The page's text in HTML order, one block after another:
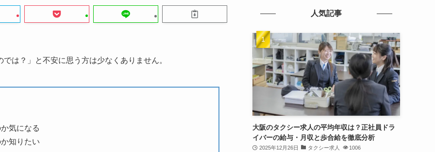
は？」と不安に思う方は少なくありません。
気になる
知りたい
人気記事
大阪のタクシー求人の平均年収は？正社員ドラ
イバーの給与・月収と歩合給を徹底分析
2025年12月26日 タクシー求人 1006